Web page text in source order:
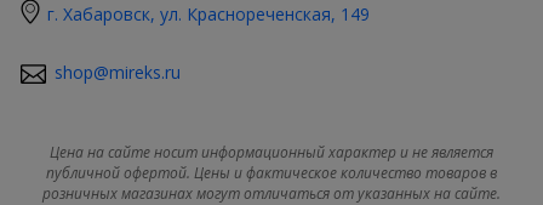
г. Хабаровск, ул. Краснореченская, 149
shop@mireks.ru
Цена на сайте носит информационный характер и не является
публичной офертой. Цены и фактическое количество товаров в
розничных магазинах могут отличаться от указанных на сайте.